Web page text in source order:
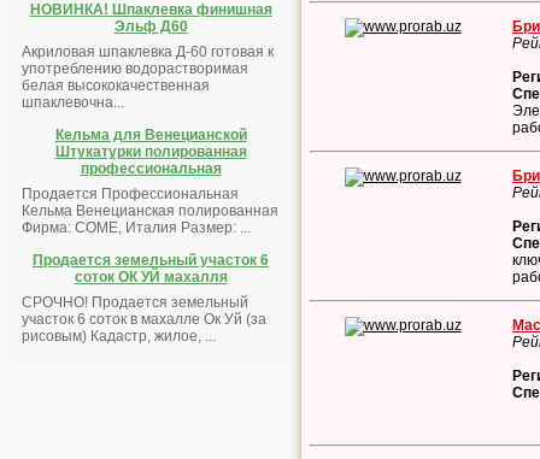
НОВИНКА! Шпаклевка финишная
Эльф Д60
Акриловая шпаклевка Д-60 готовая к
употреблению водорастворимая
белая высококачественная
шпаклевочна...
Кельма для Венецианской
Штукатурки полированная
профессиональная
Продается Профессиональная
Кельма Венецианская полированная
Фирма: COME, Италия Размер: ...
Продается земельный участок 6
соток ОК УЙ махалля
СРОЧНО! Продается земельный
участок 6 соток в махалле Ок Уй (за
рисовым) Кадастр, жилое, ...